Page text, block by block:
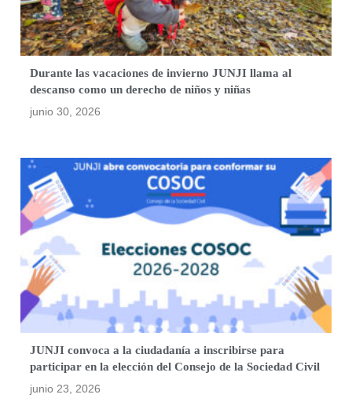
Durante las vacaciones de invierno JUNJI llama al
descanso como un derecho de niños y niñas
junio 30, 2026
JUNJI convoca a la ciudadanía a inscribirse para
participar en la elección del Consejo de la Sociedad Civil
junio 23, 2026